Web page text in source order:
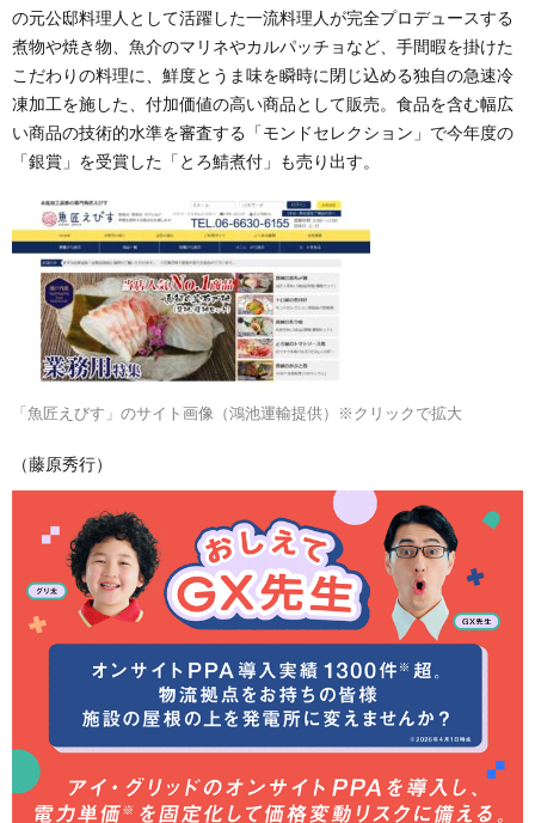
の元公邸料理人として活躍した一流料理人が完全プロデュースする
煮物や焼き物、魚介のマリネやカルパッチョなど、手間暇を掛けた
こだわりの料理に、鮮度とうま味を瞬時に閉じ込める独自の急速冷
凍加工を施した、付加価値の高い商品として販売。食品を含む幅広
い商品の技術的水準を審査する「モンドセレクション」で今年度の
「銀賞」を受賞した「とろ鯖煮付」も売り出す。
「魚匠えびす」のサイト画像（鴻池運輸提供）※クリックで拡大
（藤原秀行）